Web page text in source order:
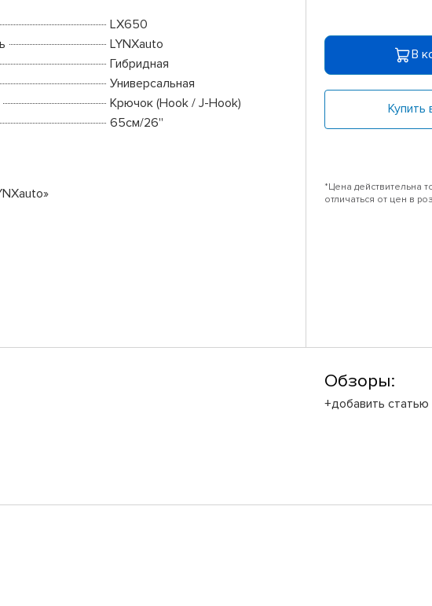
LX650
LYNXauto
Гибридная
Универсальная
Крючок (Hook / J-Hook)
65см/26''
В
Купить
*Цена действительна
отличаться от цен в
Обзоры:
+добавить